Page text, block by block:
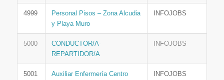
4999
Personal Pisos – Zona Alcudia
y Playa Muro
INFOJOBS
5000
CONDUCTOR/A-
REPARTIDOR/A
INFOJOBS
5001
Auxiliar Enfermería Centro
INFOJOBS